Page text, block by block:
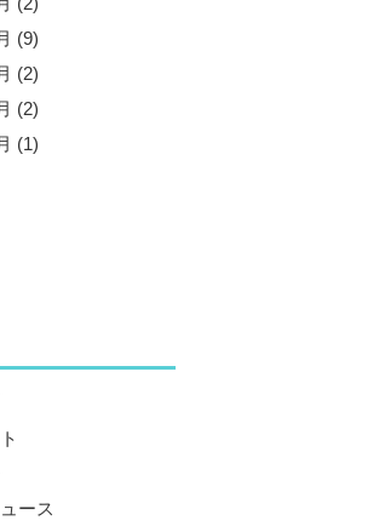
(9)
(2)
(2)
(1)
ース